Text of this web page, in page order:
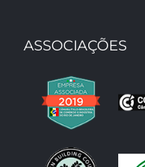
ASSOCIAÇÕES